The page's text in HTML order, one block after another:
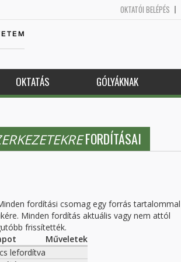
OKTATÓI BELÉPÉS
OKTATÁS GÓLYÁKNAK
FORDÍTÁSAI
fordítási csomag egy forrás tartalommal
Minden fordítás aktuális vagy nem attól
frissítették.
Műveletek
lefordítva